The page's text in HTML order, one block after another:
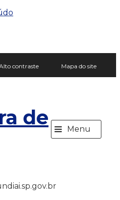
contraste Mapa do site
de ≡ Menu